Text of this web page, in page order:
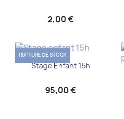
2,00 €
Stage Enfant 15h
95,00 €
RUPTURE DE STOCK